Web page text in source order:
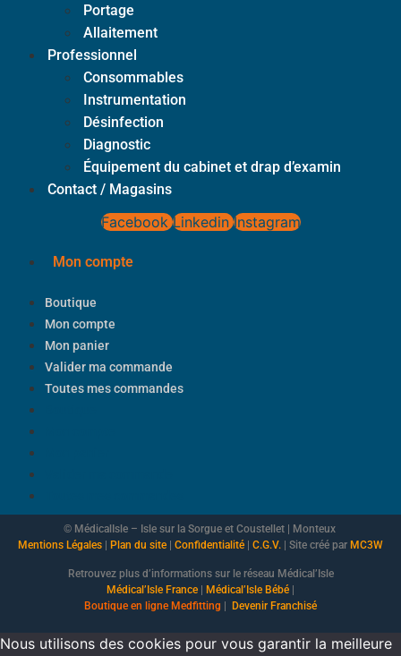
Portage
Allaitement
Professionnel
Consommables
Instrumentation
Désinfection
Diagnostic
Équipement du cabinet et drap d’examin
Contact / Magasins
Facebook Linkedin Instagram
Mon compte
Boutique
Mon compte
Mon panier
Valider ma commande
Toutes mes commandes
© MédicalIsle – Isle sur la Sorgue et Coustellet | Monteux
Mentions Légales | Plan du site | Confidentialité | C.G.V. | Site créé par MC3W
Retrouvez plus d’informations sur le réseau Médical’Isle
Médical’Isle France
Médical’Isle Bébé
Boutique en ligne Medfitting Devenir Franchisé
Nous utilisons des cookies pour vous garantir la meilleure